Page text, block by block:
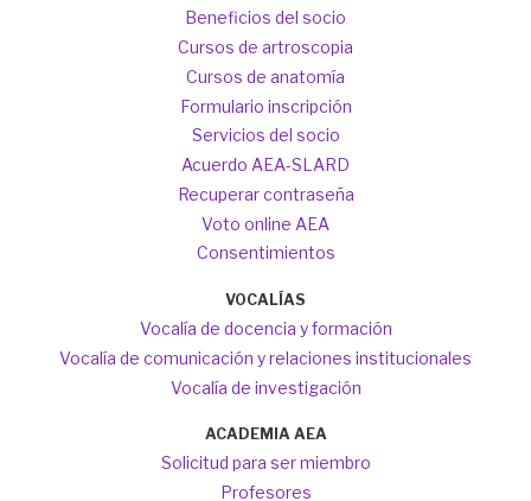
Beneficios del socio
Cursos de artroscopia
Cursos de anatomía
Formulario inscripción
Servicios del socio
Acuerdo AEA-SLARD
Recuperar contraseña
Voto online AEA
Consentimientos
VOCALÍAS
Vocalía de docencia y formación
Vocalía de comunicación y relaciones institucionales
Vocalía de investigación
ACADEMIA AEA
Solicitud para ser miembro
Profesores